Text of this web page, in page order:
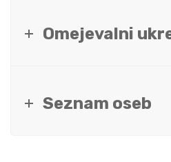
Omejevalni
Seznam oseb